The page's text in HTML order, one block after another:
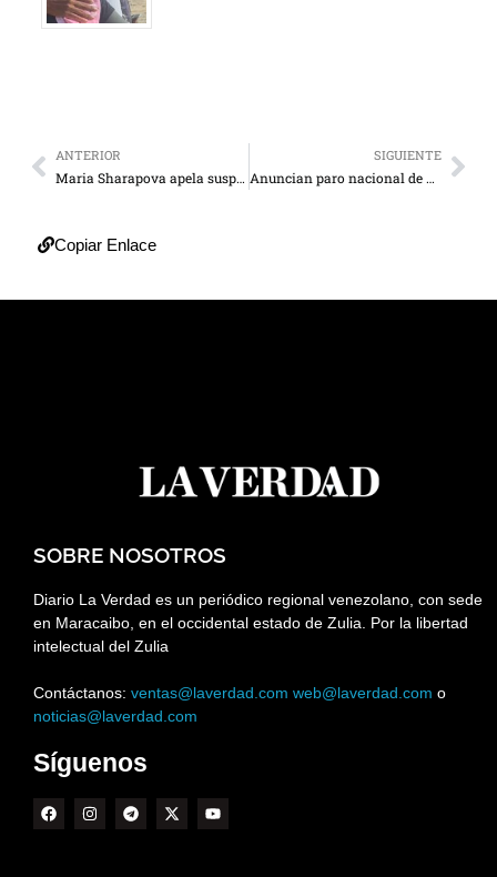
ANTERIOR
Maria Sharapova apela suspensión por dopaje
SIGUIENTE
Anuncian paro nacional de universidades este jueves
Copiar Enlace
SOBRE NOSOTROS
Diario La Verdad es un periódico regional venezolano, con sede
en Maracaibo, en el occidental estado de Zulia. Por la libertad
intelectual del Zulia
Contáctanos: ventas@laverdad.com web@laverdad.com o
noticias@laverdad.com
Síguenos